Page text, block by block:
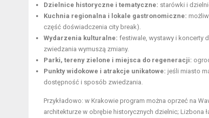
Dzielnice historyczne i tematyczne: starówki i
Kuchnia regionalna i lokale gastronomiczne:
część doświadczenia city break).
Wydarzenia kulturalne: festiwale, wystawy i koncerty
zwiedzania wymuszą zmiany.
Par­­ki, tereny zielone i miejsca do regeneracji:
Punkty widokowe i atrakcje unikatowe: jeśli miasto
dostępność i sposób zwiedzania.
Przykładowo: w Krakowie program można oprzeć na
architekturze w obrębie historycznych dzielnic; Lizbona